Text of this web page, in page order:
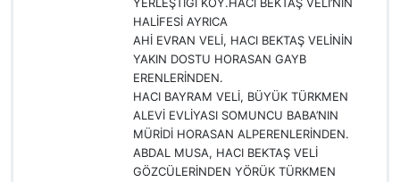
HALİFESİ AYRICA
AHİ EVRAN VELİ, HACI BEKTAŞ VELİNİN
YAKIN DOSTU HORASAN GAYB
ERENLERİNDEN.
HACI BAYRAM VELİ, BÜYÜK TÜRKMEN
ALEVİ EVLİYASI SOMUNCU BABA’NIN
MÜRİDİ HORASAN ALPERENLERİNDEN.
ABDAL MUSA, HACI BEKTAŞ VELİ
GÖZCÜLERİNDEN YÖRÜK TÜRKMEN